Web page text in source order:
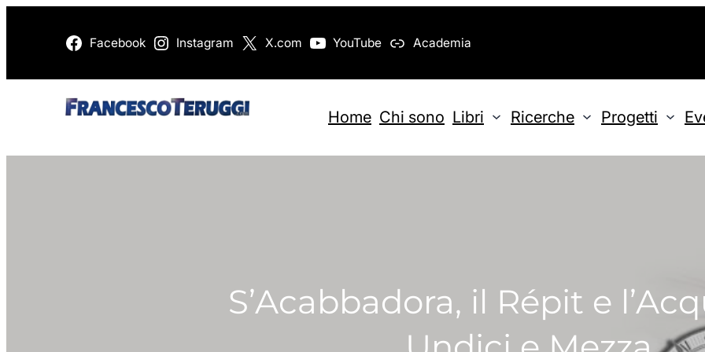
Facebook Instagram X.com YouTube Academia
Home Chi sono Libri Ricerche Progetti
S’Acabbadora, il Répit e